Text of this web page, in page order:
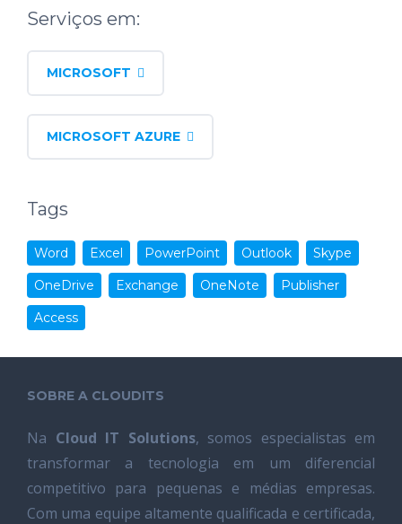
Serviços em:
MICROSOFT
MICROSOFT AZURE
Tags
Word Excel PowerPoint Outlook
Skype
OneDrive
Exchange OneNote
Publisher
Access
SOBRE A CLOUDITS
Na Cloud IT Solutions, somos especialistas em
transformar a tecnologia em um diferencial
competitivo para pequenas e médias empresas.
Com uma equipe altamente qualificada e certificada,